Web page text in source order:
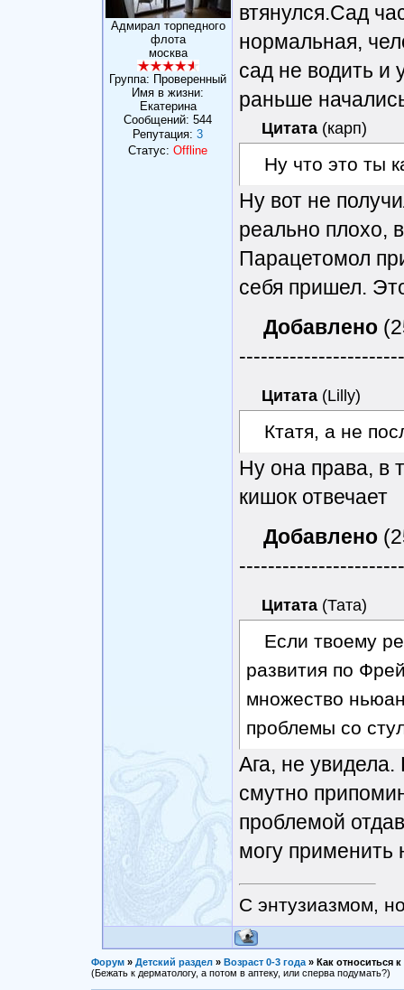
Адмирал торпедного
флота
москва
Группа: Проверенный
Имя в жизни:
Eкатерина
Сообщений: 544
Репутация: 3
Статус: Offline
втянулся.Сад
нормальная,
сад не водить и
раньше
Цитата (карп)
Ну что это ты
Ну вот не
реально плохо,
Парацетомол
себя пришел.
Добавлено
Цитата (Lilly)
Ктатя, а не
Ну она права, в
кишок отвечает
Добавлено
Цитата (Тата)
Если твоему
развития по
множество
проблемы со
Ага, не увидела.
смутно
проблемой
могу применить
С энтузиазмом,
Форум » Детский раздел » Возраст 0-3 года » Как относиться
(Бежать к дерматологу, а потом в аптеку, или сперва подумать?)